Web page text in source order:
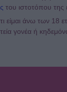
του ιστοτόπου της
είμαι άνω των 18
γονέα ή